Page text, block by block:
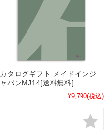
カタログギフト メイドインジ
ャパンMJ14[送料無料]
¥9,790(税込)